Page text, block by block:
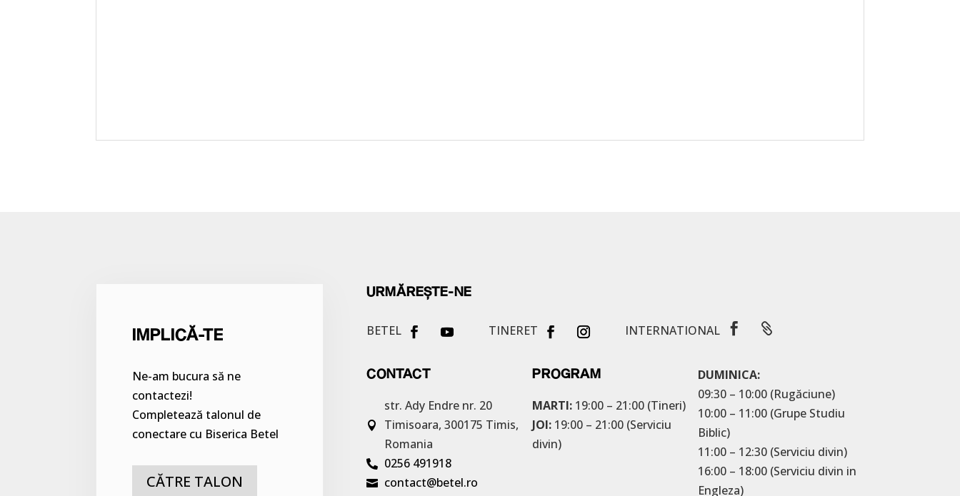
IMPLICĂ-TE
Ne-am bucura să ne
contactezi!
Completează talonul de
conectare cu Biserica Betel
CĂTRE TALON
URMĂREȘTE-NE
BETEL TINERET INTERNATIONAL  
CONTACT

str. Ady Endre nr. 20
Timisoara, 300175 Timis,
Romania
 0256 491918
 contact@betel.ro
PROGRAM
MARTI: 19:00 – 21:00 (Tineri)
JOI: 19:00 – 21:00 (Serviciu
divin)
DUMINICA:
09:30 – 10:00 (Rugăciune)
10:00 – 11:00 (Grupe Studiu
Biblic)
11:00 – 12:30 (Serviciu divin)
16:00 – 18:00 (Serviciu divin in
Engleza)